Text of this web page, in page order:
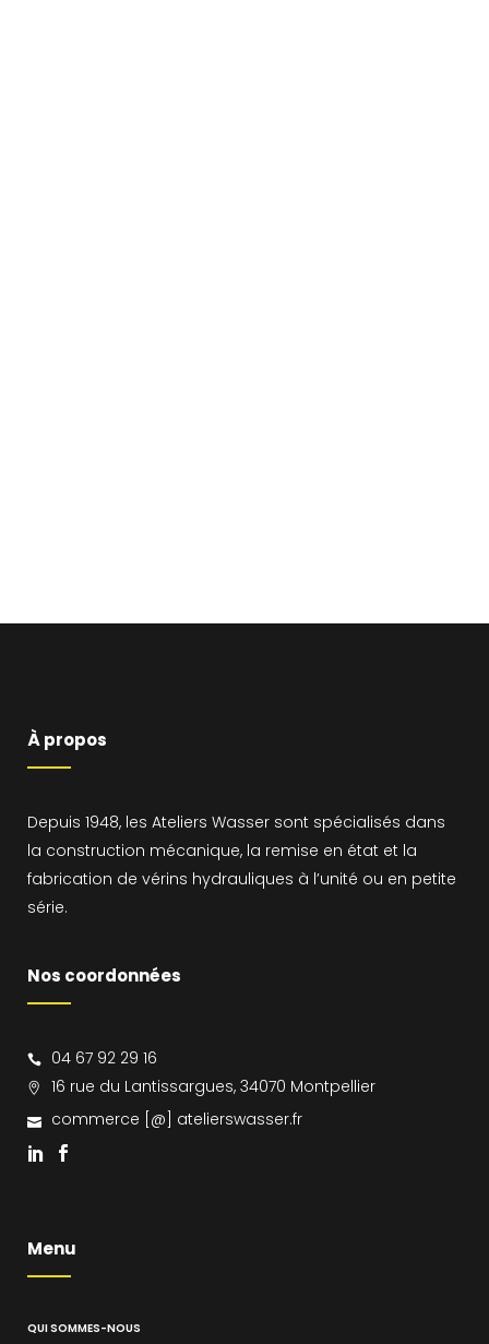
À propos
Depuis 1948, les Ateliers Wasser sont spécialisés dans
la construction mécanique, la remise en état et la
fabrication de vérins hydrauliques à l’unité ou en petite
série.
Nos coordonnées
04 67 92 29 16
16 rue du Lantissargues, 34070 Montpellier
commerce [@] atelierswasser.fr
Menu
QUI SOMMES-NOUS